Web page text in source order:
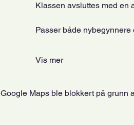
Klassen avsluttes med en
Passer både
Vis mer
Google Maps ble blokkert på grunn